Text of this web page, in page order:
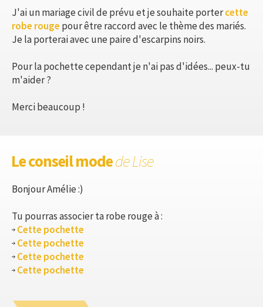
J'ai un mariage civil de prévu et je souhaite portercette
robe rouge pour être raccord avec le thème des mariés.
Je la porterai avec une paire d'escarpins noirs.
Pour la pochette cependant je n'ai pas d'idées... peux-tu
m'aider ?
Merci beaucoup !
Le conseil modede Lise
Bonjour Amélie :)
Tu pourras associer ta robe rouge à :
Cette pochette
Cette pochette
Cette pochette
Cette pochette